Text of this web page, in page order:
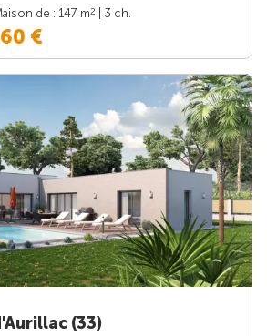
de : 147 m2
| 3 ch.
€
(33)